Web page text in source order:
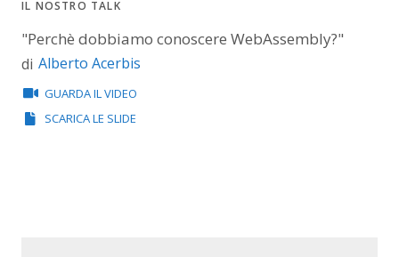
IL NOSTRO TALK
"Perchè dobbiamo conoscere WebAssembly?"
di Alberto Acerbis
GUARDA IL VIDEO
SCARICA LE SLIDE